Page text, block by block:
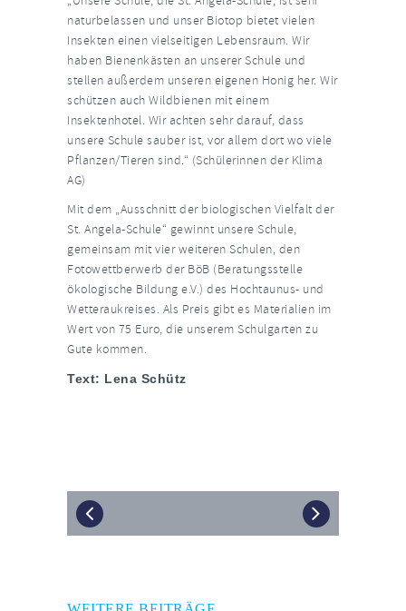
naturbelassen und unser Biotop bietet vielen
Insekten einen vielseitigen Lebensraum. Wir
haben Bienenkästen an unserer Schule und
stellen außerdem unseren eigenen Honig her. Wir
schützen auch Wildbienen mit einem
Insektenhotel. Wir achten sehr darauf, dass
unsere Schule sauber ist, vor allem dort wo viele
Pflanzen/Tieren sind.“ (Schülerinnen der Klima
AG)
Mit dem „Ausschnitt der biologischen Vielfalt der
St. Angela-Schule“ gewinnt unsere Schule,
gemeinsam mit vier weiteren Schulen, den
Fotowettberwerb der BöB (Beratungsstelle
ökologische Bildung e.V.) des Hochtaunus- und
Wetteraukreises. Als Preis gibt es Materialien im
Wert von 75 Euro, die unserem Schulgarten zu
Gute kommen.
Text: Lena Schütz